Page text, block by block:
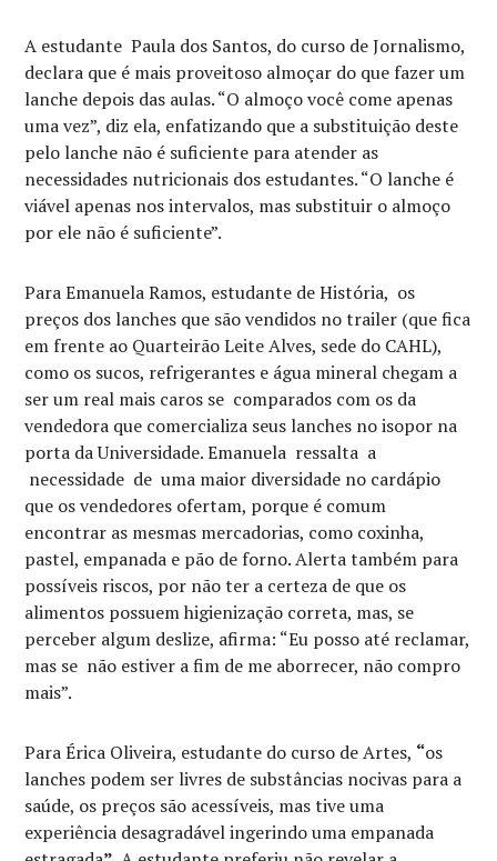
A estudante Paula dos Santos, do curso de Jornalismo,
declara que é mais proveitoso almoçar do que fazer um
lanche depois das aulas. “O almoço você come apenas
uma vez”, diz ela, enfatizando que a substituição deste
pelo lanche não é suficiente para atender as
necessidades nutricionais dos estudantes. “O lanche é
viável apenas nos intervalos, mas substituir o almoço
por ele não é suficiente”.
Para Emanuela Ramos, estudante de História, os
preços dos lanches que são vendidos no trailer (que fica
em frente ao Quarteirão Leite Alves, sede do CAHL),
como os sucos, refrigerantes e água mineral chegam a
ser um real mais caros se comparados com os da
vendedora que comercializa seus lanches no isopor na
porta da Universidade. Emanuela ressalta a
necessidade de uma maior diversidade no cardápio
que os vendedores ofertam, porque é comum
encontrar as mesmas mercadorias, como coxinha,
pastel, empanada e pão de forno. Alerta também para
possíveis riscos, por não ter a certeza de que os
alimentos possuem higienização correta, mas, se
perceber algum deslize, afirma: “Eu posso até reclamar,
mas se não estiver a fim de me aborrecer, não compro
mais”.
Para Érica Oliveira, estudante do curso de Artes, “os
lanches podem ser livres de substâncias nocivas para a
saúde, os preços são acessíveis, mas tive uma
experiência desagradável ingerindo uma empanada